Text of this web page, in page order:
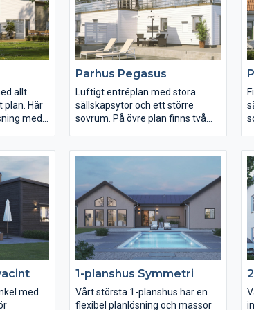
mellan
två
eget
separat
walk-in-
kontakt med köket och
matplatsen. Det här huset
rymmer en praktisk köksingång/
groventré som leder vidare till in
tvättstuga, toalett och kök. I
husets vinkel får du en perfekt
skyddad uteplats, som enkelt nås
via köket.
allt
plan. Här
med
Parhus Pegasus
Luftigt entréplan med stora
sällskapsytor och ett större
sovrum. På övre plan finns två
takterrassen.
med
1-planshus Symmetri
Vårt största 1-planshus har en
flexibel planlösning och massor